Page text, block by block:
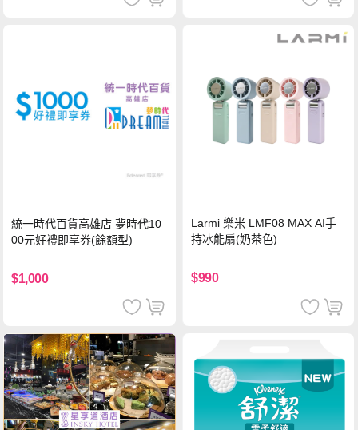
統一時代百貨高雄店 夢時代10
00元好禮即享券(餘額型)
$1,000
Larmi 樂米 LMF08 MAX AI手
持冰能扇(奶茶色)
$990